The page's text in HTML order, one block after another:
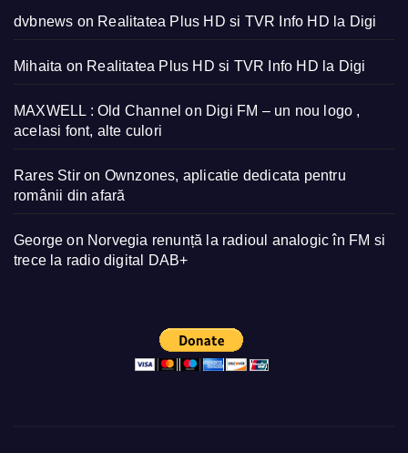
dvbnews on Realitatea Plus HD si TVR Info HD la Digi
Mihaita on Realitatea Plus HD si TVR Info HD la Digi
MAXWELL : Old Channel on Digi FM – un nou logo ,
acelasi font, alte culori
Rares Stir on Ownzones, aplicatie dedicata pentru
românii din afară
George on Norvegia renunță la radioul analogic în FM si
trece la radio digital DAB+